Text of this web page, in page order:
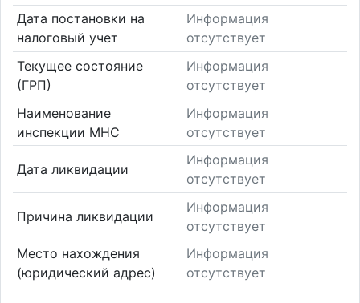
Дата постановки на
налоговый учет
Информация
отсутствует
Текущее состояние
(ГРП)
Информация
отсутствует
Наименование
инспекции МНС
Информация
отсутствует
Дата ликвидации
Информация
отсутствует
Причина ликвидации
Информация
отсутствует
Место нахождения
(юридический адрес)
Информация
отсутствует